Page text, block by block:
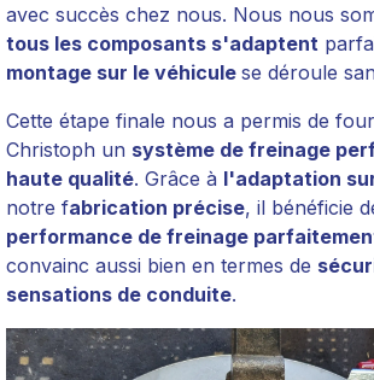
avec succès chez nous. Nous nous
tous les composants s'adaptent
montage sur le véhicule se déroule
Cette étape finale nous a permis de
Christoph un système de freinage
haute qualité. Grâce à l'adaptation
notre fabrication précise, il bénéficie
performance de freinage
convainc aussi bien en termes de
sensations de conduite.